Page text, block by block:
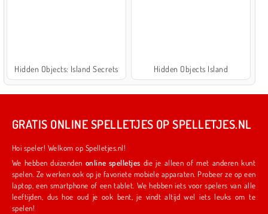
Hidden Objects: Island Secrets Hidden Objects Island
GRATIS ONLINE SPELLETJES OP SPELLETJES.NL
Hoi speler! Welkom op Spelletjes.nl!
We hebben duizenden online spelletjes die je alleen of met anderen kunt
spelen. Ze werken ook op je favoriete mobiele apparaten. Probeer ze op een
laptop, een smartphone of een tablet. We hebben iets voor spelers van alle
leeftijden, dus hoe oud je ook bent, je vindt altijd wel iets leuks om te
spelen!